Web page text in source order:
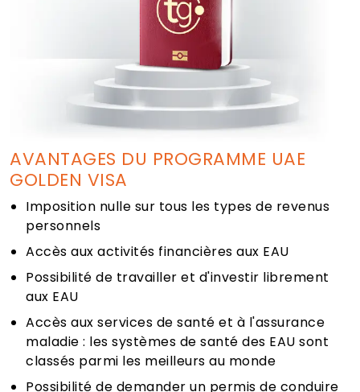
AVANTAGES DU PROGRAMME UAE
GOLDEN VISA
Imposition nulle sur tous les types de revenus
personnels
Accès aux activités financières aux EAU
Possibilité de travailler et d'investir librement
aux EAU
Accès aux services de santé et à l'assurance
maladie : les systèmes de santé des EAU sont
classés parmi les meilleurs au monde
Possibilité de demander un permis de conduire